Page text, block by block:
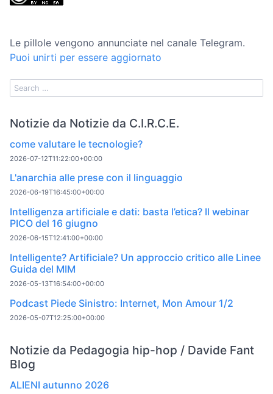
Le pillole vengono annunciate nel canale Telegram.
Puoi unirti per essere aggiornato
Notizie da Notizie da C.I.R.C.E.
come valutare le tecnologie?
2026-07-12T11:22:00+00:00
L'anarchia alle prese con il linguaggio
2026-06-19T16:45:00+00:00
Intelligenza artificiale e dati: basta l’etica? Il webinar
PICO del 16 giugno
2026-06-15T12:41:00+00:00
Intelligente? Artificiale? Un approccio critico alle Linee
Guida del MIM
2026-05-13T16:54:00+00:00
Podcast Piede Sinistro: Internet, Mon Amour 1/2
2026-05-07T12:25:00+00:00
Notizie da Pedagogia hip-hop / Davide Fant
Blog
ALIENI autunno 2026